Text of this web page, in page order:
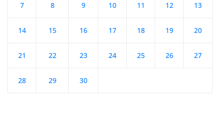
7 8 9 10 11 12 13
14 15 16 17 18 19 20
21 22 23 24 25 26 27
28 29 30